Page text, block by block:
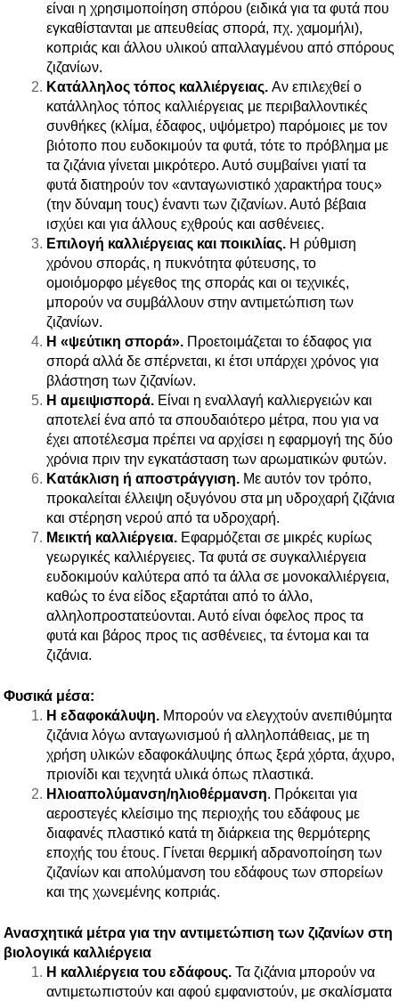
είναι η χρησιμοποίηση σπόρου (ειδικά για τα φυτά που
εγκαθίστανται με απευθείας σπορά, πχ. χαμομήλι),
κοπριάς και άλλου υλικού απαλλαγμένου από σπόρους
ζιζανίων.
Κατάλληλος τόπος καλλιέργειας. Αν επιλεχθεί ο
κατάλληλος τόπος καλλιέργειας με περιβαλλοντικές
συνθήκες (κλίμα, έδαφος, υψόμετρο) παρόμοιες με τον
βιότοπο που ευδοκιμούν τα φυτά, τότε το πρόβλημα με
τα ζιζάνια γίνεται μικρότερο. Αυτό συμβαίνει γιατί τα
φυτά διατηρούν τον «ανταγωνιστικό χαρακτήρα τους»
(την δύναμη τους) έναντι των ζιζανίων. Αυτό βέβαια
ισχύει και για άλλους εχθρούς και ασθένειες.
Επιλογή καλλιέργειας και ποικιλίας. Η ρύθμιση
χρόνου σποράς, η πυκνότητα φύτευσης, το
ομοιόμορφο μέγεθος της σποράς και οι τεχνικές,
μπορούν να συμβάλλουν στην αντιμετώπιση των
ζιζανίων.
Η «ψεύτικη σπορά». Προετοιμάζεται το έδαφος για
σπορά αλλά δε σπέρνεται, κι έτσι υπάρχει χρόνος για
βλάστηση των ζιζανίων.
Η αμειψισπορά. Είναι η εναλλαγή καλλιεργειών και
αποτελεί ένα από τα σπουδαιότερο μέτρα, που για να
έχει αποτέλεσμα πρέπει να αρχίσει η εφαρμογή της δύο
χρόνια πριν την εγκατάσταση των αρωματικών φυτών.
Κατάκλιση ή αποστράγγιση. Με αυτόν τον τρόπο,
προκαλείται έλλειψη οξυγόνου στα μη υδροχαρή ζιζάνια
και στέρηση νερού από τα υδροχαρή.
Μεικτή καλλιέργεια. Εφαρμόζεται σε μικρές κυρίως
γεωργικές καλλιέργειες. Τα φυτά σε συγκαλλιέργεια
ευδοκιμούν καλύτερα από τα άλλα σε μονοκαλλιέργεια,
καθώς το ένα είδος εξαρτάται από το άλλο,
αλληλοπροστατεύονται. Αυτό είναι όφελος προς τα
φυτά και βάρος προς τις ασθένειες, τα έντομα και τα
ζιζάνια.
Φυσικά μέσα:
Η εδαφοκάλυψη. Μπορούν να ελεγχτούν ανεπιθύμητα
ζιζάνια λόγω ανταγωνισμού ή αλληλοπάθειας, με τη
χρήση υλικών εδαφοκάλυψης όπως ξερά χόρτα, άχυρο,
πριονίδι και τεχνητά υλικά όπως πλαστικά.
Ηλιοαπολύμανση/ηλιοθέρμανση. Πρόκειται για
αεροστεγές κλείσιμο της περιοχής του εδάφους με
διαφανές πλαστικό κατά τη διάρκεια της θερμότερης
εποχής του έτους. Γίνεται θερμική αδρανοποίηση των
ζιζανίων και απολύμανση του εδάφους των σπορείων
και της χωνεμένης κοπριάς.
Ανασχητικά μέτρα για την αντιμετώπιση των ζιζανίων στη
βιολογικά καλλιέργεια
Η καλλιέργεια του εδάφους. Τα ζιζάνια μπορούν να
αντιμετωπιστούν και αφού εμφανιστούν, με σκαλίσματα